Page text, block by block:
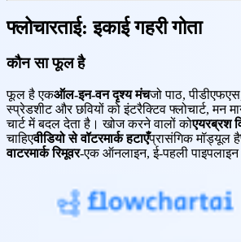
फ्लोचारताई: इकाई गहरी गोता
कौन सा फूल है
फूल है एकऑल-इन-वन दृश्य मंचजो पाठ,
स्प्रेडशीट और छवियों को इंटरैक्टिव फ्लोचार्ट, मन
चार्ट में बदल देता है। खोज करने वालों कोएयरब्रश
चाहिएवीडियो से वॉटरमार्क हटाएँप्रासंगिक मॉड्यूल है
वाटरमार्क रिमूवर-एक ऑनलाइन, ई-पहली पाइपलाइन